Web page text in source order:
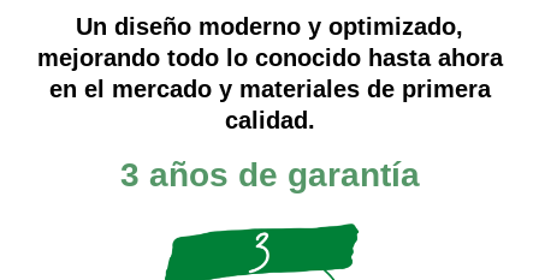
Un diseño moderno y optimizado,
mejorando todo lo conocido hasta ahora
en el mercado y materiales de primera
calidad.
3 años de garantía